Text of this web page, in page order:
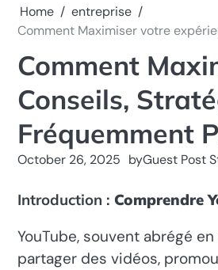
Home
entreprise
Comment Maximiser votre
Comment
Conseils,
Fréquemment
October 26, 2025 byGuest Post
Introduction : Comprendre
YouTube, souvent abrégé
partager des vidéos,